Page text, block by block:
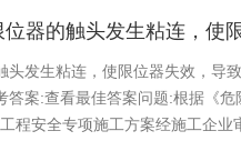
发生粘连，使限位器失效，导
案:查看最佳答案问题:根据《危
程安全专项施工方案经施工企业